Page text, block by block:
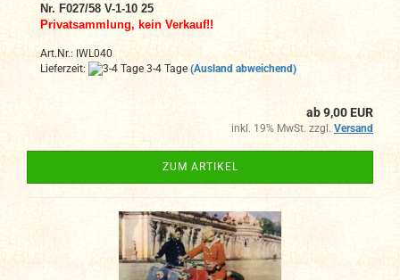
Nr. F027/58 V-1-10 25
Privatsammlung, kein Verkauf!!
Art.Nr.: IWL040
Lieferzeit:
3-4 Tage (Ausland abweichend)
ab 9,00 EUR
inkl. 19% MwSt. zzgl. Versand
ZUM ARTIKEL